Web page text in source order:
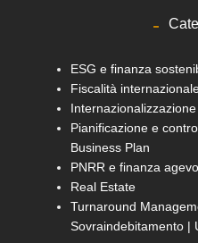
ESG e finanza
Fiscalità
Internazionalizzazione
Pianificazione e
Business Plan
PNRR e finanza
Real Estate
Turnaround
Sovraindebitamento |